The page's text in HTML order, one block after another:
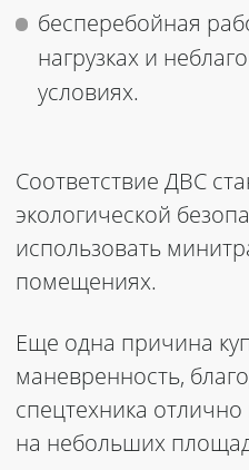
бесперебойная
нагрузках и
условиях.
Соответствие ДВС
экологической
использовать
помещениях.
Еще одна причина
маневренность,
спецтехника
на небольших